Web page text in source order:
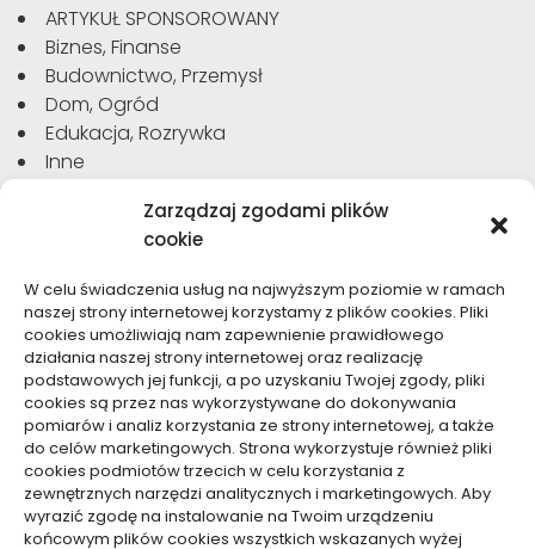
Zarządzaj zgodami plików
cookie
W celu świadczenia usług na najwyższym poziomie w ramach
naszej strony internetowej korzystamy z plików cookies. Pliki
cookies umożliwiają nam zapewnienie prawidłowego
działania naszej strony internetowej oraz realizację
podstawowych jej funkcji, a po uzyskaniu Twojej zgody, pliki
cookies są przez nas wykorzystywane do dokonywania
pomiarów i analiz korzystania ze strony internetowej, a także
do celów marketingowych. Strona wykorzystuje również pliki
cookies podmiotów trzecich w celu korzystania z
zewnętrznych narzędzi analitycznych i marketingowych. Aby
wyrazić zgodę na instalowanie na Twoim urządzeniu
końcowym plików cookies wszystkich wskazanych wyżej
ARTYKUŁ SPONSOROWANY
Biznes, Finanse
Budownictwo, Przemysł
Dom, Ogród
Edukacja, Rozrywka
Inne
Motoryzacja, Transport
Sport, Turystyka
Usługi
Zdrowie, Medycyna
Dolącz do nas
Lubisz pisać teksty i chciałbyś się podzielić swoją
wiedzą z innymi? Dołącz do nas już teraz. Podziel się